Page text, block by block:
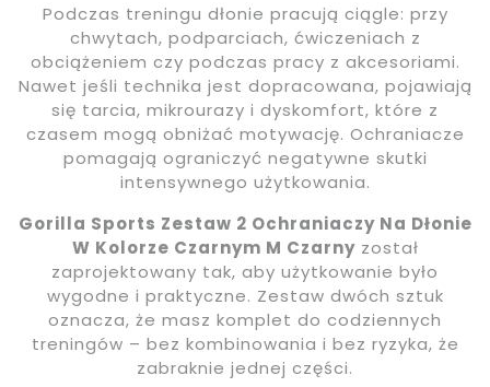
Podczas treningu dłonie pracują ciągle: przy
chwytach, podparciach, ćwiczeniach z
obciążeniem czy podczas pracy z akcesoriami.
Nawet jeśli technika jest dopracowana, pojawiają
się tarcia, mikrourazy i dyskomfort, które z
czasem mogą obniżać motywację. Ochraniacze
pomagają ograniczyć negatywne skutki
intensywnego użytkowania.
Gorilla Sports Zestaw 2 Ochraniaczy Na Dłonie
W Kolorze Czarnym M Czarnyzostał
zaprojektowany tak, aby użytkowanie było
wygodne i praktyczne. Zestaw dwóch sztuk
oznacza, że masz komplet do codziennych
treningów – bez kombinowania i bez ryzyka, że
zabraknie jednej części.